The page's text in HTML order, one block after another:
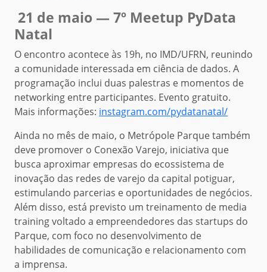
21 de maio — 7º Meetup PyData
Natal
O encontro acontece às 19h, no IMD/UFRN, reunindo
a comunidade interessada em ciência de dados. A
programação inclui duas palestras e momentos de
networking entre participantes. Evento gratuito.
Mais informações: instagram.com/pydatanatal/
Ainda no mês de maio, o Metrópole Parque também
deve promover o Conexão Varejo, iniciativa que
busca aproximar empresas do ecossistema de
inovação das redes de varejo da capital potiguar,
estimulando parcerias e oportunidades de negócios.
Além disso, está previsto um treinamento de media
training voltado a empreendedores das startups do
Parque, com foco no desenvolvimento de
habilidades de comunicação e relacionamento com
a imprensa.